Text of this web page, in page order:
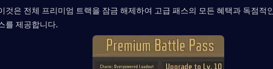
것은 전체 프리미엄 트랙을 잠금 해제하여 고급 패스의 모든 혜택과 독점적
를 제공합니다.